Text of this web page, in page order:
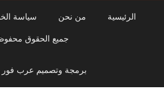
الرئيسية من نحن سياسة
جميع الحقوق
برمجة وتصميم عرب